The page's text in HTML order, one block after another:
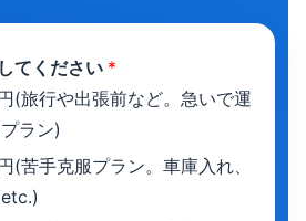
てください *
(旅行や出張前など。急いで運
ラン)
(苦手克服プラン。車庫入れ、